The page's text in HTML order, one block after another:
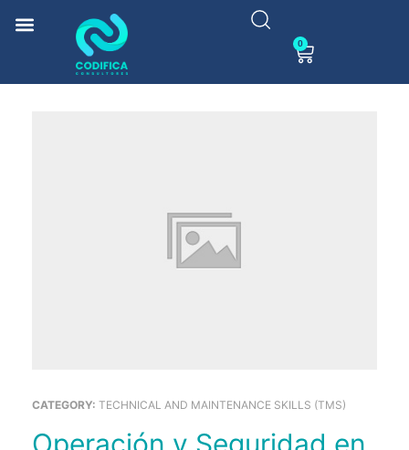
0
CATEGORY: TECHNICAL AND MAINTENANCE SKILLS (TMS)